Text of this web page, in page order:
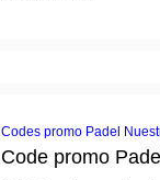
Codes promo Padel
Code promo